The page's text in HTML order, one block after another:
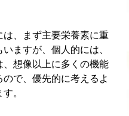
は、まず主要栄養素に重
ますが、個人的には、
、想像以上に多くの機能
ので、優先的に考えるよ
。